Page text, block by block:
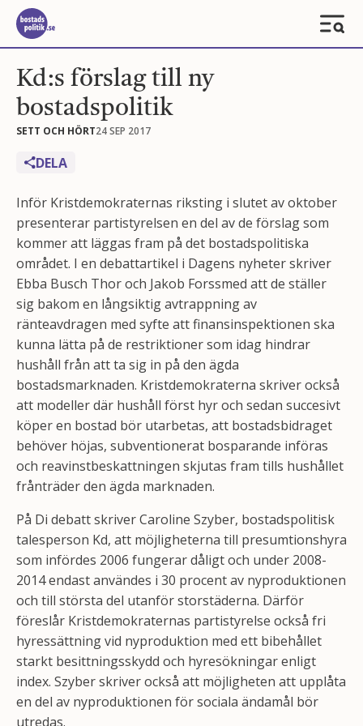
Kd:s förslag till ny
bostadspolitik
SETT OCH HÖRT24 SEP 2017
DELA
Inför Kristdemokraternas riksting i slutet av oktober
presenterar partistyrelsen en del av de förslag som
kommer att läggas fram på det bostadspolitiska
området. I en debattartikel i Dagens nyheter skriver
Ebba Busch Thor och Jakob Forssmed att de ställer
sig bakom en långsiktig avtrappning av
ränteavdragen med syfte att finansinspektionen ska
kunna lätta på de restriktioner som idag hindrar
hushåll från att ta sig in på den ägda
bostadsmarknaden. Kristdemokraterna skriver också
att modeller där hushåll först hyr och sedan succesivt
köper en bostad bör utarbetas, att bostadsbidraget
behöver höjas, subventionerat bosparande införas
och reavinstbeskattningen skjutas fram tills hushållet
frånträder den ägda marknaden.
På Di debatt skriver Caroline Szyber, bostadspolitisk
talesperson Kd, att möjligheterna till presumtionshyra
som infördes 2006 fungerar dåligt och under 2008-
2014 endast användes i 30 procent av nyproduktionen
och till största del utanför storstäderna. Därför
föreslår Kristdemokraternas partistyrelse också fri
hyressättning vid nyproduktion med ett bibehållet
starkt besittningsskydd och hyresökningar enligt
index. Szyber skriver också att möjligheten att upplåta
en del av nyproduktionen för sociala ändamål bör
utredas.